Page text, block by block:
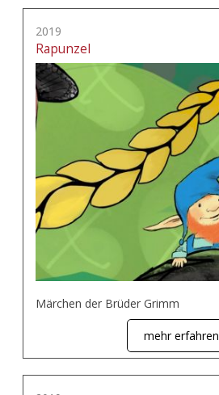
2019
Rapunzel
Märchen der Brüder Grimm
mehr erfahren